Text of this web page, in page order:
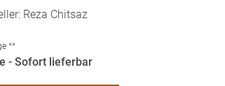
Reza Chitsaz
**
- Sofort lieferbar